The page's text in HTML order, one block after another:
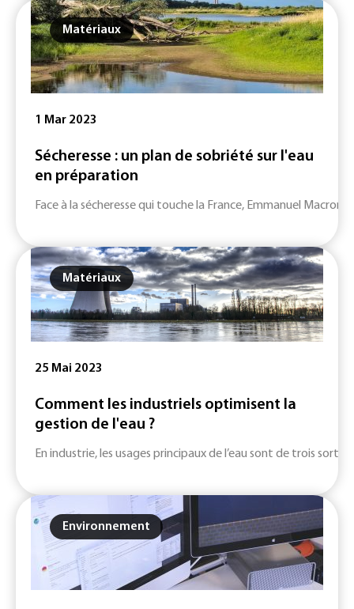
Matériaux
1 Mar 2023
Sécheresse : un plan de sobriété sur l'eau
en préparation
Face à la sécheresse qui touche la France, Emmanuel Macron
Matériaux
25 Mai 2023
Comment les industriels optimisent la
gestion de l'eau ?
En industrie, les usages principaux de l’eau sont de trois
Environnement